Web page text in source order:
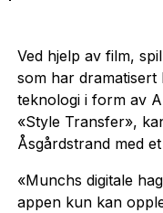
Ved hjelp av film,
som har
teknologi i form av
«Style Transfer»,
Åsgårdstrand med
«Munchs digitale
appen kun kan